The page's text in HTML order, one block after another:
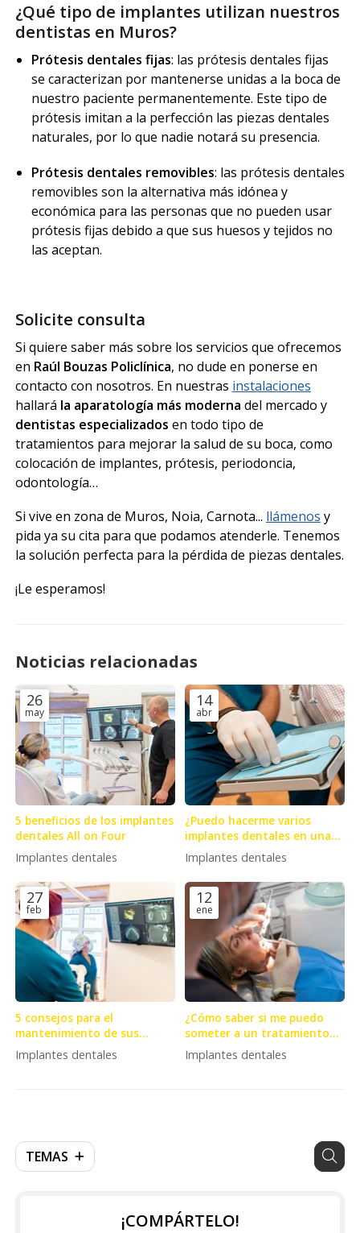
TEMAS
¿Qué tipo de implantes utilizan nuestros
dentistas en Muros?
Prótesis dentales fijas: las prótesis dentales fijas
se caracterizan por mantenerse unidas a la boca de
nuestro paciente permanentemente. Este tipo de
prótesis imitan a la perfección las piezas dentales
naturales, por lo que nadie notará su presencia.
Prótesis dentales removibles: las prótesis dentales
removibles son la alternativa más idónea y
económica para las personas que no pueden usar
prótesis fijas debido a que sus huesos y tejidos no
las aceptan.
Solicite consulta
Si quiere saber más sobre los servicios que ofrecemos
en Raúl Bouzas Policlínica, no dude en ponerse en
contacto con nosotros. En nuestras instalaciones
hallará la aparatología más moderna del mercado y
dentistas especializados en todo tipo de
tratamientos para mejorar la salud de su boca, como
colocación de implantes, prótesis, periodoncia,
odontología…
Si vive en zona de Muros, Noia, Carnota... llámenos y
pida ya su cita para que podamos atenderle. Tenemos
la solución perfecta para la pérdida de piezas dentales.
¡Le esperamos!
Noticias relacionadas
26
may
5 beneficios de los implantes
dentales All on Four
Implantes dentales
14
abr
¿Puedo hacerme varios
implantes dentales en una
sola sesión?
Implantes dentales
27
feb
5 consejos para el
mantenimiento de sus
implantes dentales
Implantes dentales
12
ene
¿Cómo saber si me puedo
someter a un tratamiento
de implantes dentales?
Implantes dentales
¡COMPÁRTELO!